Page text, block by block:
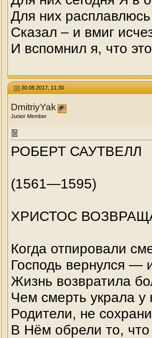
Для них
Сказал – и вмиг
И вспомнил я, что
30.08.2017, 11:30
DmitriyYak
Junior Member
РОБЕРТ САУТВЕЛЛ
(1561—1595)
ХРИСТОС
Когда отпировали
Господь вернулся —
Жизнь возвратила
Чем смерть украла у
Родители, не
В Нём обрели то,